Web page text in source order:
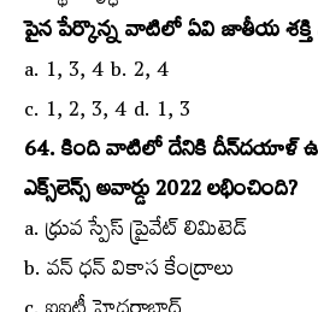
పైన పేర్కొన్న వాటిలో ఏవి జాతీయ శక్తి
a. 1, 3, 4 b. 2, 4
c. 1, 2, 3, 4 d. 1, 3
64. కింది వాటిలో దేనికి దీన్‌దయాళ్‌
ఎక్స్‌లెన్స్‌ అవార్డు 2022 లభించింది?
a. ధ్రువ స్పేస్‌ ప్రైవేట్‌ లిమిటెడ్‌
b. వన్‌ ధన్‌ వికాస కేంద్రాలు